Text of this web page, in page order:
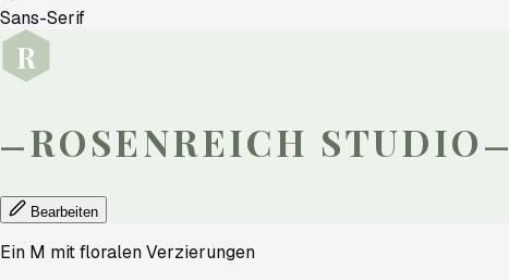
Sans-Serif
R
—ROSENREICH STUDIO—
Bearbeiten
Ein M mit floralen Verzierungen